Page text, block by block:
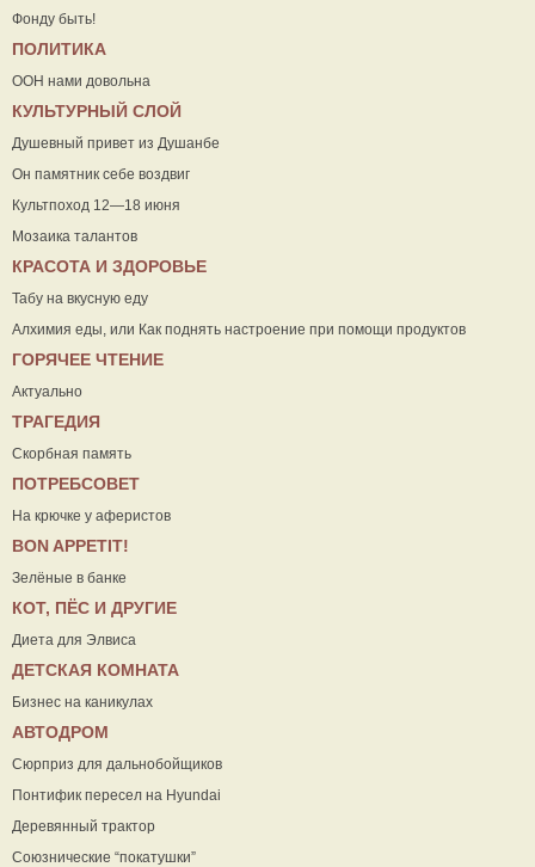
Фонду быть!
ПОЛИТИКА
ООН нами довольна
КУЛЬТУРНЫЙ СЛОЙ
Душевный привет из Душанбе
Он памятник себе воздвиг
Культпоход 12—18 июня
Мозаика талантов
КРАСОТА И ЗДОРОВЬЕ
Табу на вкусную еду
Алхимия еды, или Как поднять настроение при помощи продуктов
ГОРЯЧЕЕ ЧТЕНИЕ
Актуально
ТРАГЕДИЯ
Скорбная память
ПОТРЕБСОВЕТ
На крючке у аферистов
ВON APPETIT!
Зелёные в банке
КОТ, ПЁС И ДРУГИЕ
Диета для Элвиса
ДЕТСКАЯ КОМНАТА
Бизнес на каникулах
АВТОДРОМ
Сюрприз для дальнобойщиков
Понтифик пересел на Hyundai
Деревянный трактор
Союзнические “покатушки”